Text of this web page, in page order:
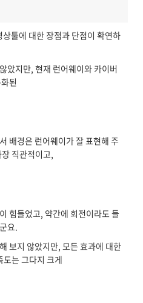
툴에 대한 장점과 단점이 확연하
았지만, 현재 런어웨이와 카이버
된
배경은 런어웨이가 잘 표현해 주
직관적이고,
힘들었고, 약간에 회전이라도 들
요.
보지 않았지만, 모든 효과에 대한
도는 그다지 크게